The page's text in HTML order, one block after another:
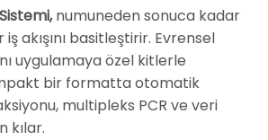
numuneden sonuca kadar
akışını basitleştirir. Evrensel
uygulamaya özel kitlerle
bir formatta otomatik
multipleks PCR ve veri
kılar.